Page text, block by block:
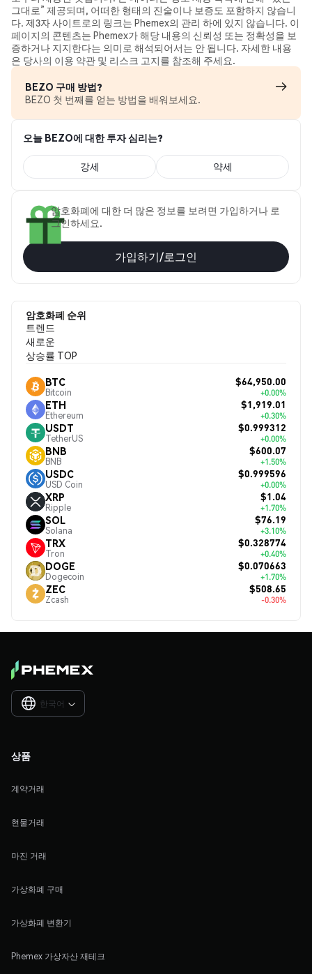
그대로” 제공되며, 어떠한 형태의 진술이나 보증도 포함하지 않습니
다. 제3자 사이트로의 링크는 Phemex의 관리 하에 있지 않습니다. 이
페이지의 콘텐츠는 Phemex가 해당 내용의 신뢰성 또는 정확성을 보
증하거나 지지한다는 의미로 해석되어서는 안 됩니다. 자세한 내용
은 당사의 이용 약관 및 리스크 고지를 참조해 주세요.
BEZO 구매 방법?
BEZO 첫 번째를 얻는 방법을 배워보세요.
오늘 BEZO에 대한 투자 심리는?
강세 약세
암호화폐에 대한 더 많은 정보를 보려면 가입하거나 로
그인하세요.
가입하기/로그인
암호화폐 순위
트렌드
새로운
상승률 TOP
BTC
Bitcoin
$64,950.00
+0.00%
ETH
Ethereum
$1,919.01
+0.30%
USDT
TetherUS
$0.999312
+0.00%
BNB
BNB
$600.07
+1.50%
USDC
USD Coin
$0.999596
+0.00%
XRP
Ripple
$1.04
+1.70%
SOL
Solana
$76.19
+3.10%
TRX
Tron
$0.328774
+0.40%
DOGE
Dogecoin
$0.070663
+1.70%
ZEC
Zcash
$508.65
-0.30%
한국어 
상품
계약거래
현물거래
마진 거래
가상화폐 구매
가상화폐 변환기
Phemex 가상자산 재테크